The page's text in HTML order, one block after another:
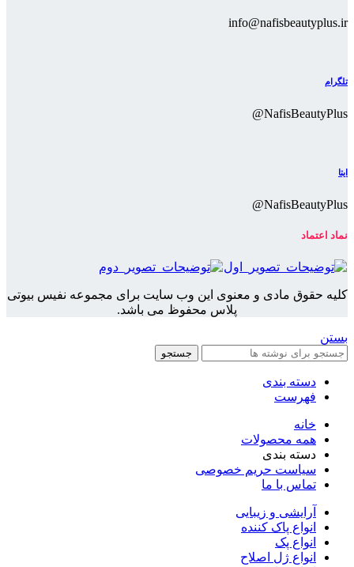
info@nafisbeautyplus.ir
تلگرام
NafisBeautyPlus@
ایتا
NafisBeautyPlus@
نماد اعتماد
کلیه حقوق مادی و معنوی این وب سایت برای مجموعه نفیس بیوتی
پلاس محفوظ می باشد.
بستن
جستجو
دسته بندی
فهرست
خانه
همه محصولات
دسته بندی
سیاست حریم خصوصی
تماس با ما
آرایشی و زیبایی
انواع پاک کننده
انواع پک
انواع ژل اصلاح